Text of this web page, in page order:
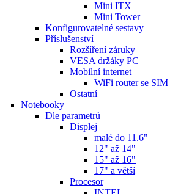
Mini ITX
Mini Tower
Konfigurovatelné sestavy
Příslušenství
Rozšíření záruky
VESA držáky PC
Mobilní internet
WiFi router se SIM
Ostatní
Notebooky
Dle parametrů
Displej
malé do 11.6"
12" až 14"
15" až 16"
17" a větší
Procesor